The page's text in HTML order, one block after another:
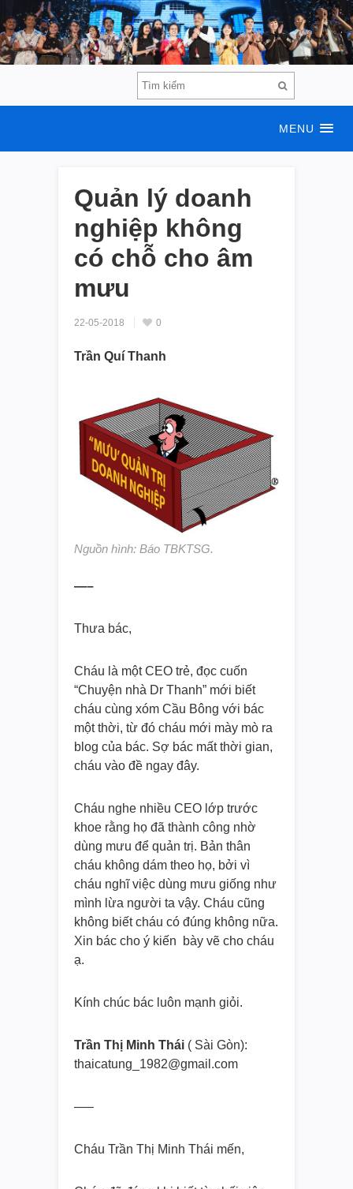
MENU
Quản lý doanh
nghiệp không
có chỗ cho âm
mưu
22-05-2018 0
Trần Quí Thanh
Nguồn hình: Báo TBKTSG.
—–
Thưa bác,
Cháu là một CEO trẻ, đọc cuốn
“Chuyện nhà Dr Thanh” mới biết
cháu cùng xóm Cầu Bông với bác
một thời, từ đó cháu mới mày mò ra
blog của bác. Sợ bác mất thời gian,
cháu vào đề ngay đây.
Cháu nghe nhiều CEO lớp trước
khoe rằng họ đã thành công nhờ
dùng mưu để quản trị. Bản thân
cháu không dám theo họ, bởi vì
cháu nghĩ việc dùng mưu giống như
mình lừa người ta vậy. Cháu cũng
không biết cháu có đúng không nữa.
Xin bác cho ý kiến bày vẽ cho cháu
ạ.
Kính chúc bác luôn mạnh giỏi.
Trần Thị Minh Thái ( Sài Gòn):
thaicatung_1982@gmail.com
—–
Cháu Trần Thị Minh Thái mến,